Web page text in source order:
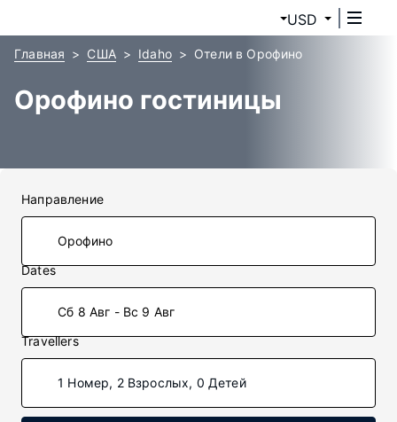
USD
Главная США Idaho Отели в Орофино
Орофино гостиницы
Направление
Dates
Сб 8 Авг - Вс 9 Авг
Travellers
1 Номер, 2 Взрослых, 0 Детей